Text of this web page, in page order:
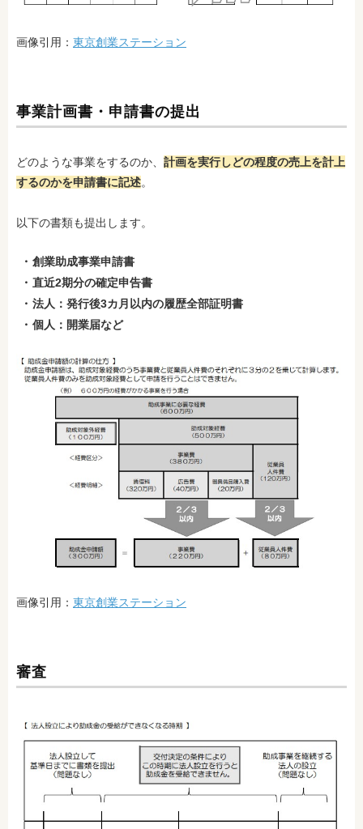
画像引用： 東京創業ステーション
事業計画書・申請書の提出
どのような事業をするのか、 計画を実行しどの程度の売上を計上
するのかを申請書に記述。
以下の書類も提出します。
創業助成事業申請書
直近2期分の確定申告書
法人：発行後3カ月以内の履歴全部証明書
個人：開業届など
画像引用： 東京創業ステーション
審査